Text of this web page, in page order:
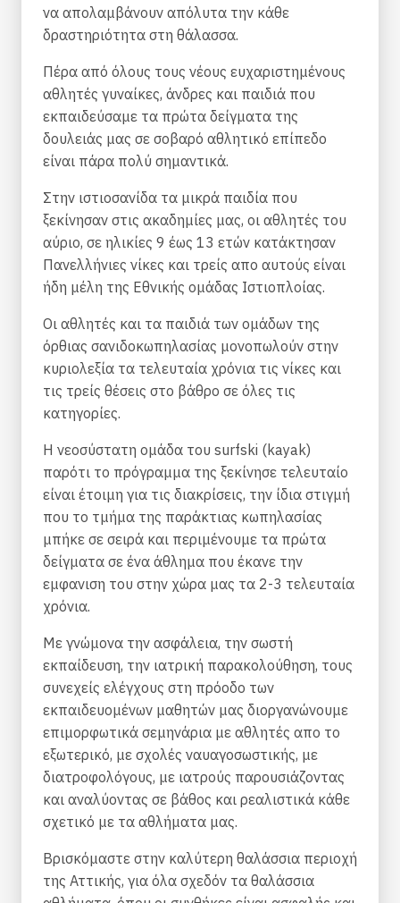
να απολαμβάνουν απόλυτα την κάθε
δραστηριότητα στη θάλασσα.
Πέρα από όλους τους νέους ευχαριστημένους
αθλητές γυναίκες, άνδρες και παιδιά που
εκπαιδεύσαμε τα πρώτα δείγματα της
δουλειάς μας σε σοβαρό αθλητικό επίπεδο
είναι πάρα πολύ σημαντικά.
Στην ιστιοσανίδα τα μικρά παιδία που
ξεκίνησαν στις ακαδημίες μας, οι αθλητές του
αύριο, σε ηλικίες 9 έως 13 ετών κατάκτησαν
Πανελλήνιες νίκες και τρείς απο αυτούς είναι
ήδη μέλη της Εθνικής ομάδας Ιστιοπλοίας.
Οι αθλητές και τα παιδιά των ομάδων της
όρθιας σανιδοκωπηλασίας μονοπωλούν στην
κυριολεξία τα τελευταία χρόνια τις νίκες και
τις τρείς θέσεις στο βάθρο σε όλες τις
κατηγορίες.
Η νεοσύστατη ομάδα του surfski (kayak)
παρότι το πρόγραμμα της ξεκίνησε τελευταίο
είναι έτοιμη για τις διακρίσεις, την ίδια στιγμή
που το τμήμα της παράκτιας κωπηλασίας
μπήκε σε σειρά και περιμένουμε τα πρώτα
δείγματα σε ένα άθλημα που έκανε την
εμφανιση του στην χώρα μας τα 2-3 τελευταία
χρόνια.
Με γνώμονα την ασφάλεια, την σωστή
εκπαίδευση, την ιατρική παρακολούθηση, τους
συνεχείς ελέγχους στη πρόοδο των
εκπαιδευομένων μαθητών μας διοργανώνουμε
επιμορφωτικά σεμηνάρια με αθλητές απο το
εξωτερικό, με σχολές ναυαγοσωστικής, με
διατροφολόγους, με ιατρούς παρουσιάζοντας
και αναλύοντας σε βάθος και ρεαλιστικά κάθε
σχετικό με τα αθλήματα μας.
Βρισκόμαστε στην καλύτερη θαλάσσια περιοχή
της Αττικής, για όλα σχεδόν τα θαλάσσια